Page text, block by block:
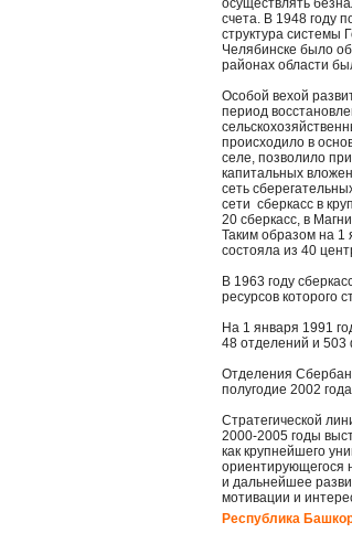
осуществлять
счета. В 1948 году
структура системы
Челябинске было
районах области
Особой вехой
период
происходило в
селе, позволило
капитальных
сеть
сети сберкасс в
20 сберкасс, в
Таким образом на 1
состояла из 40
В 1963 году
ресурсов которого
На 1 января 1991
48 отделений и 503
Отделения
полугодие 2002
Стратегической
2000-2005 годы
как крупнейшего
ориентирующегося
и дальнейшее
мотивации и
Республика